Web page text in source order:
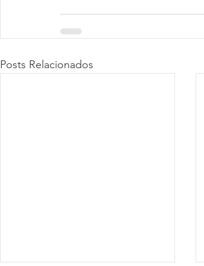
Posts Relacionados